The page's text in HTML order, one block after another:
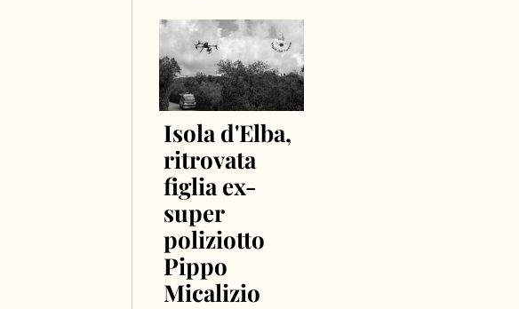
Isola d'Elba,
ritrovata
figlia ex-
super
poliziotto
Pippo
Micalizio